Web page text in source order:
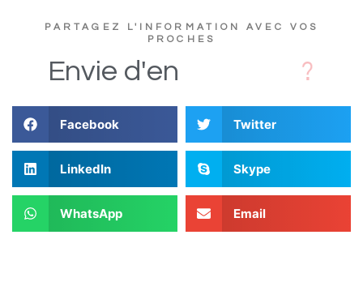
PARTAGEZ L'INFORMATION AVEC VOS
PROCHES
Envie d'en
Facebook Twitter
LinkedIn Skype
WhatsApp Email